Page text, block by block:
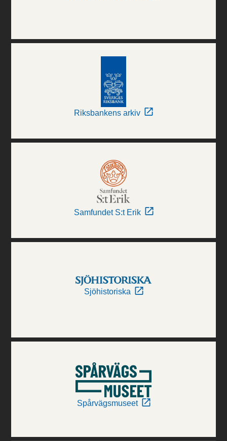
Riksbankens arkiv
Samfundet S:t Erik
Sjöhistoriska
Spårvägsmuseet